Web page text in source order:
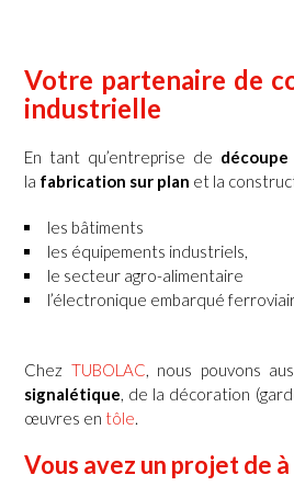
Votre partenaire de
industrielle
En tant qu’entreprise de
la fabrication sur plan et la
les bâtiments
les équipements industriels,
le secteur agro-alimentaire
l’électronique embarqué
Chez TUBOLAC, nous pouvons
signalétique, de la décoration
œuvres en tôle.
Vous avez un projet de